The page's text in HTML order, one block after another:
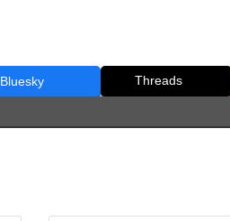
Bluesky Threads